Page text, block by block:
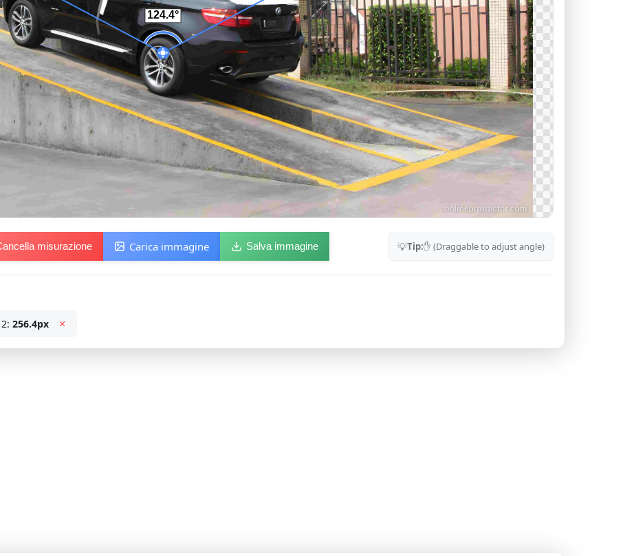
💡Tip:✋ (Draggable to adjust angle)
misurazione Carica immagine Salva immagine
256.4px ×